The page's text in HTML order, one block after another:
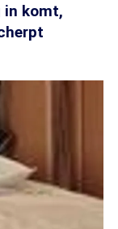
in komt,